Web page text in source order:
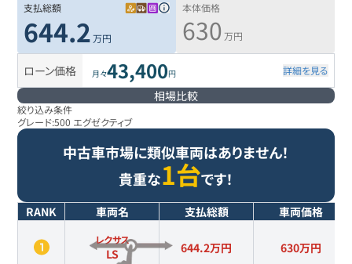
支払総額
644.2 万円
本体価格
630 万円
ローン価格 月々43,400円 詳細を見る
相場比較
絞り込み条件
グレード:500 エグゼクティブ
中古車市場に類似車両はありません！
貴重な1台です！
RANK 車両名 支払総額 車両価格
レクサス
LS 644.2万円 630万円